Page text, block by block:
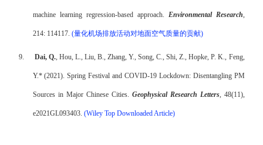
machine learning regression-based approach. Environmental Research
214: 114117. (量化机场排放活动对地面空气质量的贡献)
9. Dai, Q., Hou, L., Liu, B., Zhang, Y., Song, C., Shi, Z., Hopke, P. K., Feng,
Y.* (2021). Spring Festival and COVID-19 Lockdown: Disentangling PM
Sources in Major Chinese Cities. Geophysical Research Letters, 48(11),
e2021GL093403. (Wiley Top Downloaded Article)